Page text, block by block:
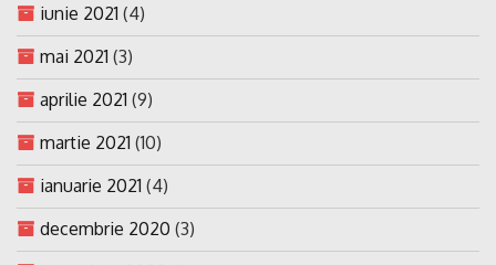
iunie 2021 (4)
mai 2021 (3)
aprilie 2021 (9)
martie 2021 (10)
ianuarie 2021 (4)
decembrie 2020 (3)